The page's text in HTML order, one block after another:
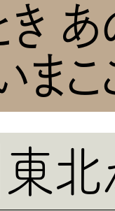
き
まこ
東北